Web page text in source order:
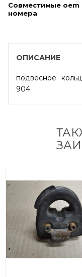
Совместимые oem
номера
ОПИСАНИЕ
подвесное
904